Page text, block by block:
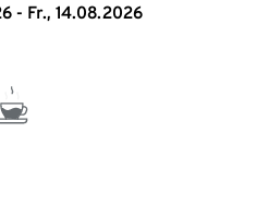
- Fr., 14.08.2026